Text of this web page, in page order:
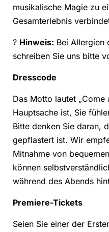
musikalische Magie zu
Gesamterlebnis
? Hinweis: Bei Allergien
schreiben Sie uns bitte
Dresscode
Das Motto lautet „Come
Hauptsache ist, Sie
Bitte denken Sie daran,
gepflastert ist. Wir
Mitnahme von
können
während des Abends
Premiere-Tickets
Seien Sie einer der